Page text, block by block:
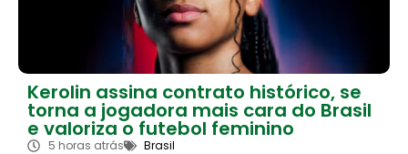
Kerolin assina contrato histórico, se
torna a jogadora mais cara do Brasil
e valoriza o futebol feminino
5 horas atrás Brasil